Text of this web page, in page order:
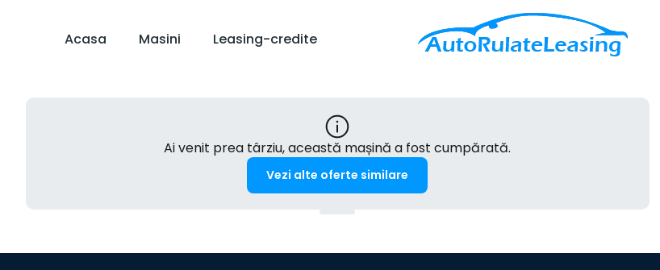
Acasa Masini Leasing-credite
Ai venit prea târziu, această mașină a fost cumpărată.
Vezi alte oferte similare